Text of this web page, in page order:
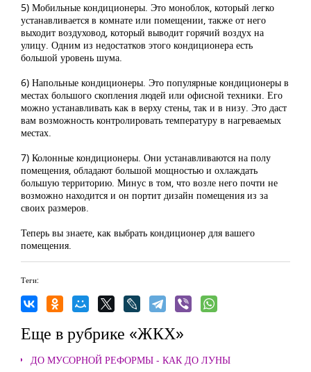
5) Мобильные кондиционеры. Это моноблок, который легко
устанавливается в комнате или помещении, также от него
выходит воздуховод, который выводит горячий воздух на
улицу. Одним из недостатков этого кондиционера есть
большой уровень шума.
6) Напольные кондиционеры. Это популярные кондиционеры в
местах большого скопления людей или офисной техники. Его
можно устанавливать как в верху стены, так и в низу. Это даст
вам возможность контролировать температуру в нагреваемых
местах.
7) Колонные кондиционеры. Они устанавливаются на полу
помещения, обладают большой мощностью и охлаждать
большую территорию. Минус в том, что возле него почти не
возможно находится и он портит дизайн помещения из за
своих размеров.
Теперь вы знаете, как выбрать кондиционер для вашего
помещения.
Теги:
Еще в рубрике «ЖКХ»
ДО МУСОРНОЙ РЕФОРМЫ - КАК ДО ЛУНЫ